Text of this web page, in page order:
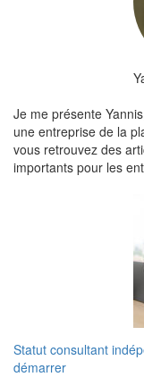
Je me présente
une entreprise de la
vous retrouvez des
importants pour les
Statut consultant
démarrer